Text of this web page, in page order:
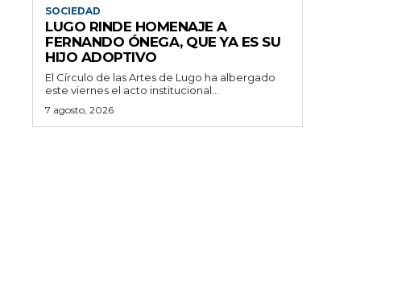
SOCIEDAD
LUGO RINDE HOMENAJE A
FERNANDO ÓNEGA, QUE YA ES SU
HIJO ADOPTIVO
El Círculo de las Artes de Lugo ha albergado
este viernes el acto institucional...
7 agosto, 2026